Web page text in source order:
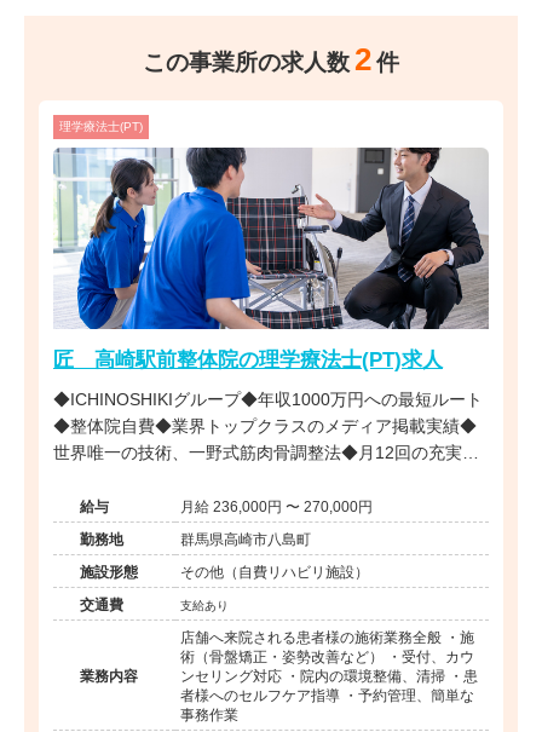
この事業所の求人数 2件
理学療法士(PT)
匠 高崎駅前整体院の理学療法士(PT)求人
◆ICHINOSHIKIグループ◆年収1000万円への最短ルート
◆整体院自費◆業界トップクラスのメディア掲載実績◆
世界唯一の技術、一野式筋肉骨調整法◆月12回の充実し
制度あり◆独立開業支援あり◆海外展開も視野に入れた
成長企業でプロフェッショナルを目指せる環境です。
給与
月給 236,000円 〜 270,000円
勤務地
群馬県高崎市八島町
施設形態
その他（自費リハビリ施設）
交通費
支給あり
業務内容
店舗へ来院される患者様の施術業務全般 ・施
術（骨盤矯正・姿勢改善など） ・受付、カウ
ンセリング対応 ・院内の環境整備、清掃 ・患
者様へのセルフケア指導 ・予約管理、簡単な
事務作業